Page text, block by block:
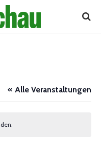
« Alle Veranstaltungen